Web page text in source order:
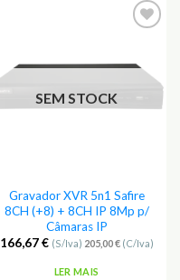
Favoritos
SEM STOCK
Gravador XVR 5n1 Safire
8CH (+8) + 8CH IP 8Mp p/
Câmaras IP
166,67€ (S/Iva) 205,00€(C/Iva)
LER MAIS